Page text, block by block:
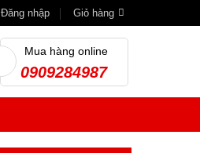
Đăng nhập Giỏ hàng
Mua hàng online
0909284987